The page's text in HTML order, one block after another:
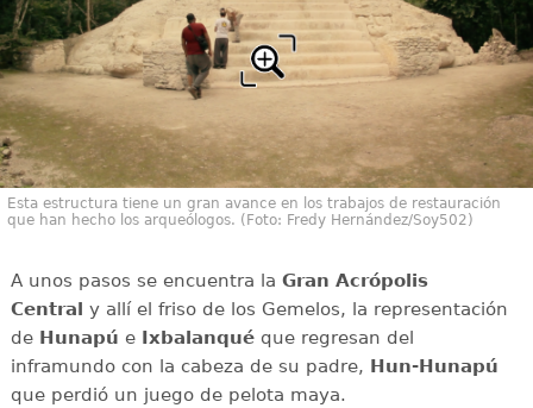
Esta estructura tiene un gran avance en los trabajos de restauración
que han hecho los arqueólogos. (Foto: Fredy Hernández/Soy502)
A unos pasos se encuentra la Gran Acrópolis
Central y allí el friso de los Gemelos, la representación
de Hunapú e Ixbalanquéque regresan del
inframundo con la cabeza de su padre, Hun-Hunapú
que perdió un juego de pelota maya.